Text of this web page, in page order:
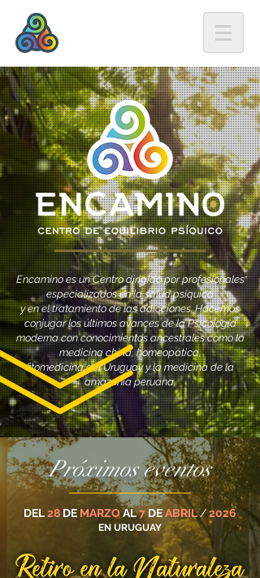
Encamino es un Centro dirigido por profesionales
especializados en la salud psíquica
y en el tratamiento de las adicciones. Hacemos
conjugar los últimos avances de la Psicología
moderna con conocimientos ancestrales como la
medicina china, homeopática,
fitomedicina del Uruguay y la medicina de la
amazonia peruana.
Próximos eventos
DEL28 DE MARZOAL7 DEABRIL/2026
EN URUGUAY